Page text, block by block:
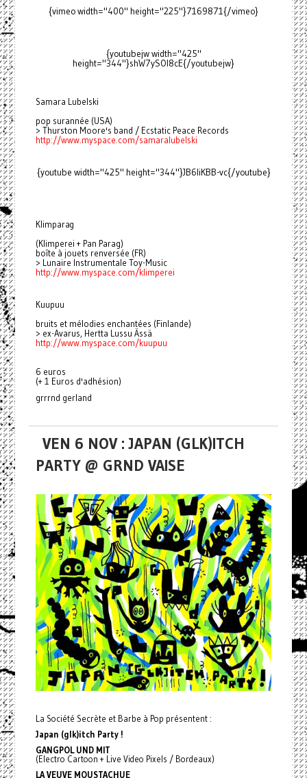
{vimeo width="400" height="225"}7169871{/vimeo}
{youtubejw width="425"
height="344"}shW7ySOl8cE{/youtubejw}
Samara Lubelski
pop surannée (USA)
> Thurston Moore's band / Ecstatic Peace Records
http://www.myspace.com/samaralubelski
{youtube width="425" height="344"}JB6liKBB-vc{/youtube}
Klimparag
(Klimperei + Pan Parag)
boîte à jouets renversée (FR)
> Lunaire Instrumentale Toy-Music
http://www.myspace.com/klimperei
Kuupuu
bruits et mélodies enchantées (Finlande)
> ex-Avarus, Hertta Lussu Ässä
http://www.myspace.com/kuupuu
6 euros
(+ 1 Euros d'adhésion)
grrrnd gerland
VEN 6 NOV : JAPAN (GLK)ITCH
PARTY @ GRND VAISE
La Société Secrète et Barbe à Pop présentent :
Japan (glk)itch Party !
GANGPOL UND MIT
(Electro Cartoon + Live Video Pixels / Bordeaux)
LA VEUVE MOUSTACHUE